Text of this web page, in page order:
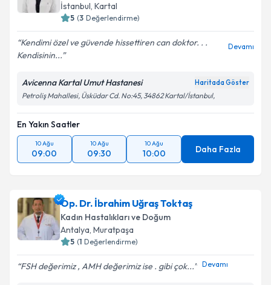
İstanbul, Kartal
5 (3 Değerlendirme)
Kendimi özel ve güvende hissettiren can doktor. . .
Kendisinin...
Devamı
Avicenna Kartal Umut Hastanesi Haritada Göster
Petroliş Mahallesi, Üsküdar Cd. No:45, 34862 Kartal/İstanbul,
En Yakın Saatler
10 Ağu
09:00
10 Ağu
09:30
10 Ağu
10:00 Daha Fazla
Op. Dr. İbrahim Uğraş Toktaş
Kadın Hastalıkları ve Doğum
Antalya, Muratpaşa
5 (1 Değerlendirme)
FSH değerimiz , AMH değerimiz ise . gibi çok... Devamı